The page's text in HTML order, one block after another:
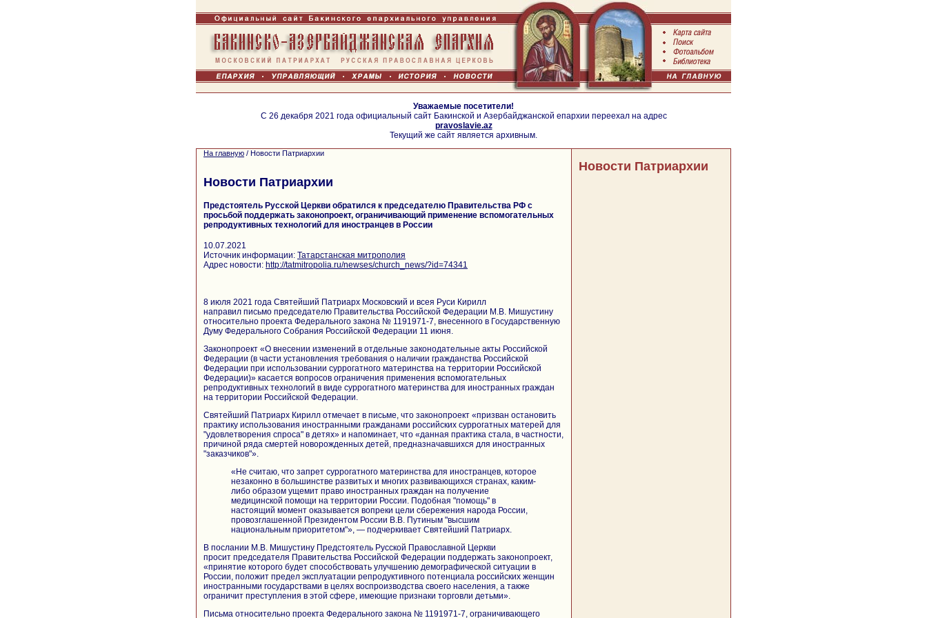
Уважаемые посетители!
С 26 декабря 2021 года официальный сайт Бакинской и Азербайджанской епархии переехал на адрес
pravoslavie.az
Текущий же сайт является архивным.
На главную / Новости Патриархии
Новости Патриархии
Предстоятель Русской Церкви обратился к председателю Правительства РФ с
просьбой поддержать законопроект, ограничивающий применение вспомогательных
репродуктивных технологий для иностранцев в России
10.07.2021
Источник информации: Татарстанская митрополия
Адрес новости: http://tatmitropolia.ru/newses/church_news/?id=74341
8 июля 2021 года Святейший Патриарх Московский и всея Руси Кирилл
направил письмо председателю Правительства Российской Федерации М.В. Мишустину
относительно проекта Федерального закона № 1191971-7, внесенного в Государственную
Думу Федерального Собрания Российской Федерации 11 июня.
Законопроект «О внесении изменений в отдельные законодательные акты Российской
Федерации (в части установления требования о наличии гражданства Российской
Федерации при использовании суррогатного материнства на территории Российской
Федерации)» касается вопросов ограничения применения вспомогательных
репродуктивных технологий в виде суррогатного материнства для иностранных граждан
на территории Российской Федерации.
Святейший Патриарх Кирилл отмечает в письме, что законопроект «призван остановить
практику использования иностранными гражданами российских суррогатных матерей для
"удовлетворения спроса" в детях» и напоминает, что «данная практика стала, в частности,
причиной ряда смертей новорожденных детей, предназначавшихся для иностранных
"заказчиков"».
«Не считаю, что запрет суррогатного материнства для иностранцев, которое
незаконно в большинстве развитых и многих развивающихся странах, каким-
либо образом ущемит право иностранных граждан на получение
медицинской помощи на территории России. Подобная "помощь" в
настоящий момент оказывается вопреки цели сбережения народа России,
провозглашенной Президентом России В.В. Путиным "высшим
национальным приоритетом"», — подчеркивает Святейший Патриарх.
В послании М.В. Мишустину Предстоятель Русской Православной Церкви
просит председателя Правительства Российской Федерации поддержать законопроект,
«принятие которого будет способствовать улучшению демографической ситуации в
России, положит предел эксплуатации репродуктивного потенциала российских женщин
иностранными государствами в целях воспроизводства своего населения, а также
ограничит преступления в этой сфере, имеющие признаки торговли детьми».
Письма относительно проекта Федерального закона № 1191971-7, ограничивающего
Новости Патриархии